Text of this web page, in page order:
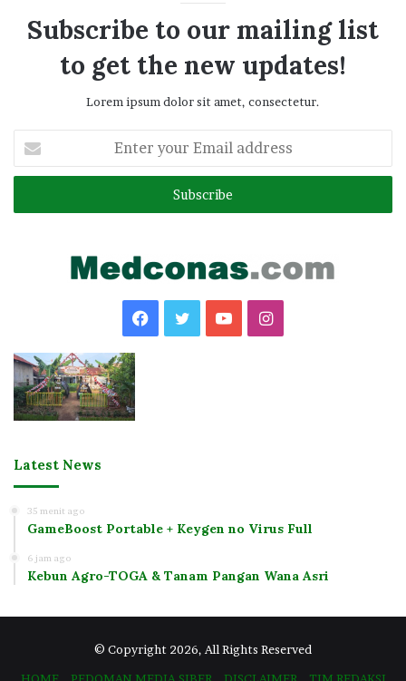
Subscribe to our mailing list
to get the new updates!
Lorem ipsum dolor sit amet, consectetur.
your
Email
Facebook
TwitterYouTubeInstagram
Latest News
35 menit ago
GameBoost Portable + Keygen no Virus Full
6 jam ago
Kebun Agro-TOGA & Tanam Pangan Wana Asri
© Copyright 2026, All Rights Reserved